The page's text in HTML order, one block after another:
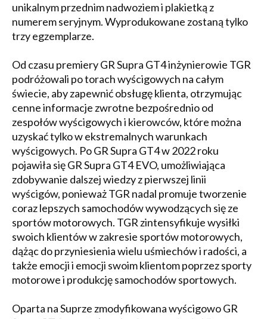
unikalnym przednim nadwoziem i plakietką z
numerem seryjnym. Wyprodukowane zostaną tylko
trzy egzemplarze.
Od czasu premiery GR Supra GT4 inżynierowie TGR
podróżowali po torach wyścigowych na całym
świecie, aby zapewnić obsługę klienta, otrzymując
cenne informacje zwrotne bezpośrednio od
zespołów wyścigowych i kierowców, które można
uzyskać tylko w ekstremalnych warunkach
wyścigowych. Po GR Supra GT4 w 2022 roku
pojawiła się GR Supra GT4 EVO, umożliwiająca
zdobywanie dalszej wiedzy z pierwszej linii
wyścigów, ponieważ TGR nadal promuje tworzenie
coraz lepszych samochodów wywodzących się ze
sportów motorowych. TGR zintensyfikuje wysiłki
swoich klientów w zakresie sportów motorowych,
dążąc do przyniesienia wielu uśmiechów i radości, a
także emocji i emocji swoim klientom poprzez sporty
motorowe i produkcję samochodów sportowych.
Oparta na Suprze zmodyfikowana wyścigowo GR